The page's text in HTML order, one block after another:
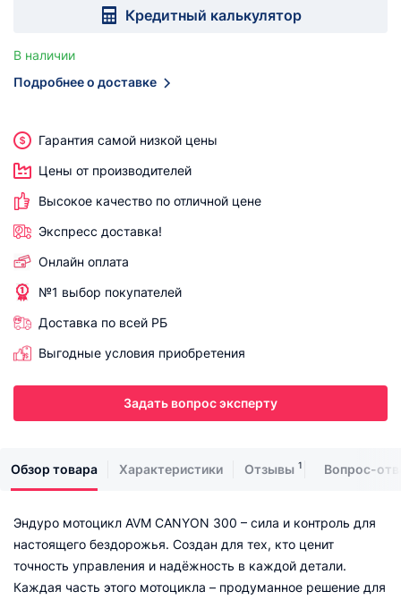
Кредитный калькулятор
В наличии
Подробнее о доставке
Гарантия самой низкой цены
Цены от производителей
Высокое качество по отличной цене
Экспресс доставка!
Онлайн оплата
№1 выбор покупателей
Доставка по всей РБ
Выгодные условия приобретения
Задать вопрос эксперту
Обзор товара Характеристики Отзывы 1 Вопрос-
Эндуро мотоцикл AVM CANYON 300 – сила и контроль для
настоящего бездорожья. Создан для тех, кто ценит
точность управления и надёжность в каждой детали.
Каждая часть этого мотоцикла – продуманное решение для